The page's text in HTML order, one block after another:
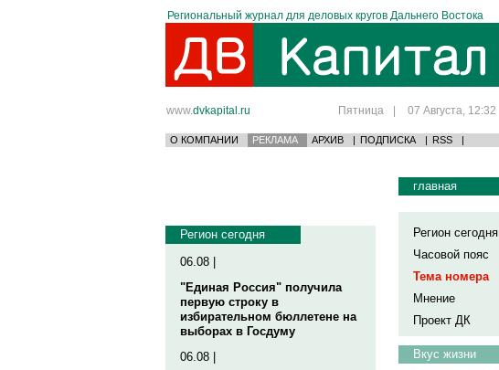
Региональный журнал для деловых кругов Дальнего Востока
www.dvkapital.ru Пятница | 07 Августа, 12:32
О КОМПАНИИ РЕКЛАМА АРХИВ | ПОДПИСКА | RSS |
Регион сегодня
06.08 |
"Единая Россия" получила
первую строку в
избирательном бюллетене на
выборах в Госдуму
06.08 |
главная
Регион сегодня
Часовой пояс
Тема номера
Мнение
Проект ДК
Вкус жизни